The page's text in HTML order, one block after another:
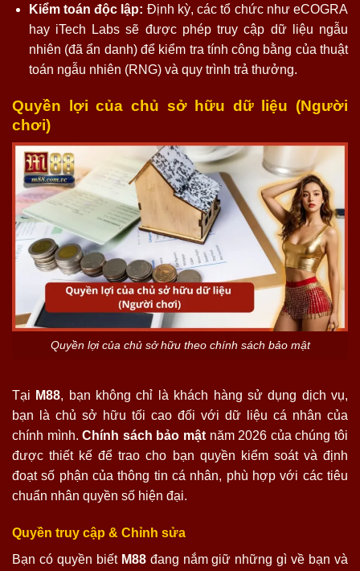
Kiểm toán độc lập: Định kỳ, các tổ chức như eCOGRA
hay iTech Labs sẽ được phép truy cập dữ liệu ngẫu
nhiên (đã ẩn danh) để kiểm tra tính công bằng của thuật
toán ngẫu nhiên (RNG) và quy trình trả thưởng.
Quyền lợi của chủ sở hữu dữ liệu (Người
chơi)
Quyền lợi của chủ sở hữu theo chính sách bảo mật
Tại M88, bạn không chỉ là khách hàng sử dụng dịch vụ,
bạn là chủ sở hữu tối cao đối với dữ liệu cá nhân của
chính mình.Chính sách bảo mật năm 2026 của chúng tôi
được thiết kế để trao cho bạn quyền kiểm soát và định
đoạt số phận của thông tin cá nhân, phù hợp với các tiêu
chuẩn nhân quyền số hiện đại.
Quyền truy cập & Chỉnh sửa
Bạn có quyền biết M88đang nắm giữ những gì về bạn và